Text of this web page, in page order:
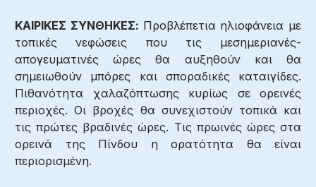
ΚΑΙΡΙΚΕΣ ΣΥΝΘΗΚΕΣ: Προβλέπετια ηλιοφάνεια με
τοπικές νεφώσεις που τις μεσημεριανές-
απογευματινές ώρες θα αυξηθούν και θα
σημειωθούν μπόρες και σποραδικές καταιγίδες.
Πιθανότητα χαλαζόπτωσης κυρίως σε ορεινές
περιοχές. Οι βροχές θα συνεχιστούν τοπικά και
τις πρώτες βραδινές ώρες. Τις πρωινές ώρες στα
ορεινά της Πίνδου η ορατότητα θα είναι
περιορισμένη.